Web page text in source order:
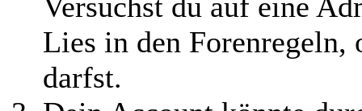
Lies in den Forenregeln,
darfst.